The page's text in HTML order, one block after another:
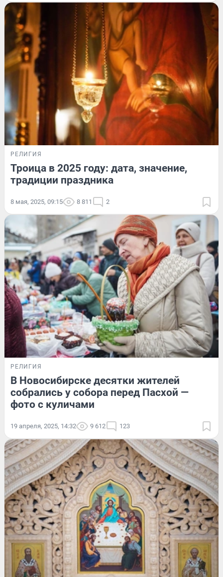
РЕЛИГИЯ
Троица в 2025 году: дата, значение,
традиции праздника
8 мая, 2025, 09:15 8 811 2
РЕЛИГИЯ
В Новосибирске десятки жителей
собрались у собора перед Пасхой —
фото с куличами
19 апреля, 2025, 14:32 9 612 123